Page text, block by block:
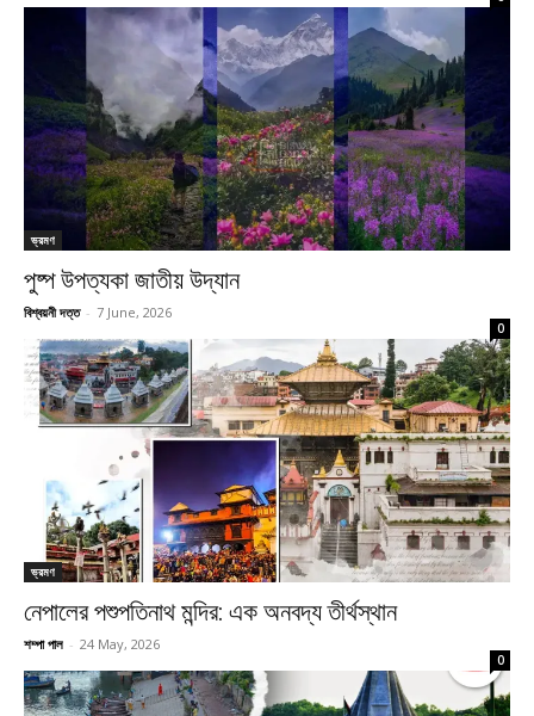
ভ্রমণ
পুষ্প উপত্যকা জাতীয় উদ্যান
বিশ্বয়নী দত্ত - 7 June, 2026
0
ভ্রমণ
নেপালের পশুপতিনাথ মন্দির: এক অনবদ্য তীর্থস্থান
শম্পা পাল - 24 May, 2026
0